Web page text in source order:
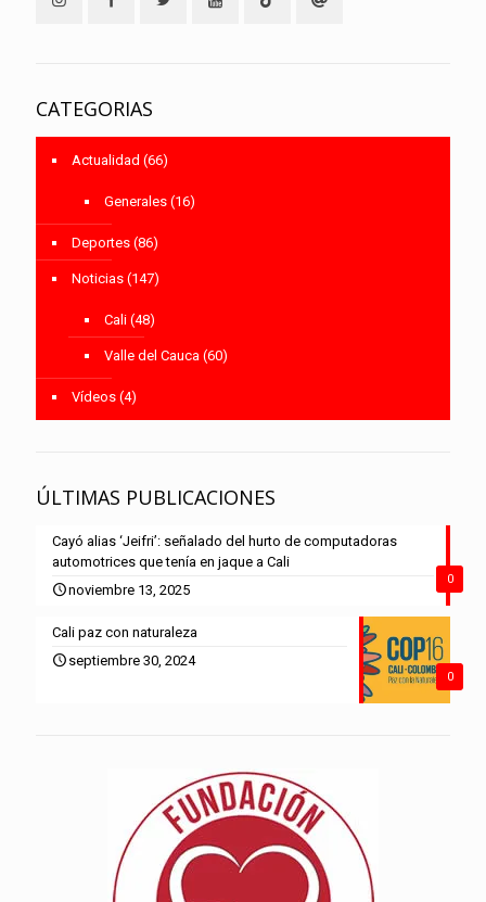
CATEGORIAS
Actualidad (66)
Generales (16)
Deportes (86)
Noticias (147)
Cali (48)
Valle del Cauca (60)
Vídeos (4)
ÚLTIMAS PUBLICACIONES
0
Cayó alias ‘Jeifri’: señalado del hurto de computadoras
automotrices que tenía en jaque a Cali
noviembre 13, 2025
0
Cali paz con naturaleza
septiembre 30, 2024